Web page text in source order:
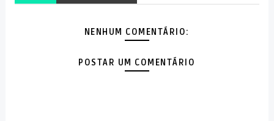
NENHUM COMENTÁRIO:
POSTAR UM COMENTÁRIO